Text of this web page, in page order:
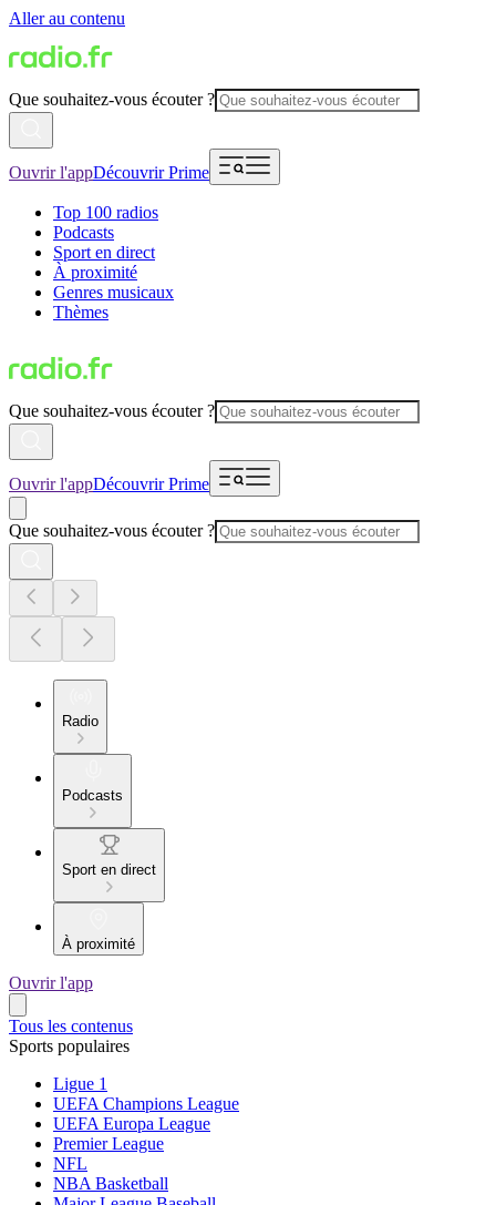
Aller au contenu
Que souhaitez-vous écouter ?
Ouvrir l'appDécouvrir Prime
Top 100 radios
Podcasts
Sport en direct
À proximité
Genres musicaux
Thèmes
Que souhaitez-vous écouter ?
Ouvrir l'appDécouvrir Prime
Que souhaitez-vous écouter ?
Radio
Podcasts
Sport en direct
À proximité
Ouvrir l'app
Tous les contenus
Sports populaires
Ligue 1
UEFA Champions League
UEFA Europa League
Premier League
NFL
NBA Basketball